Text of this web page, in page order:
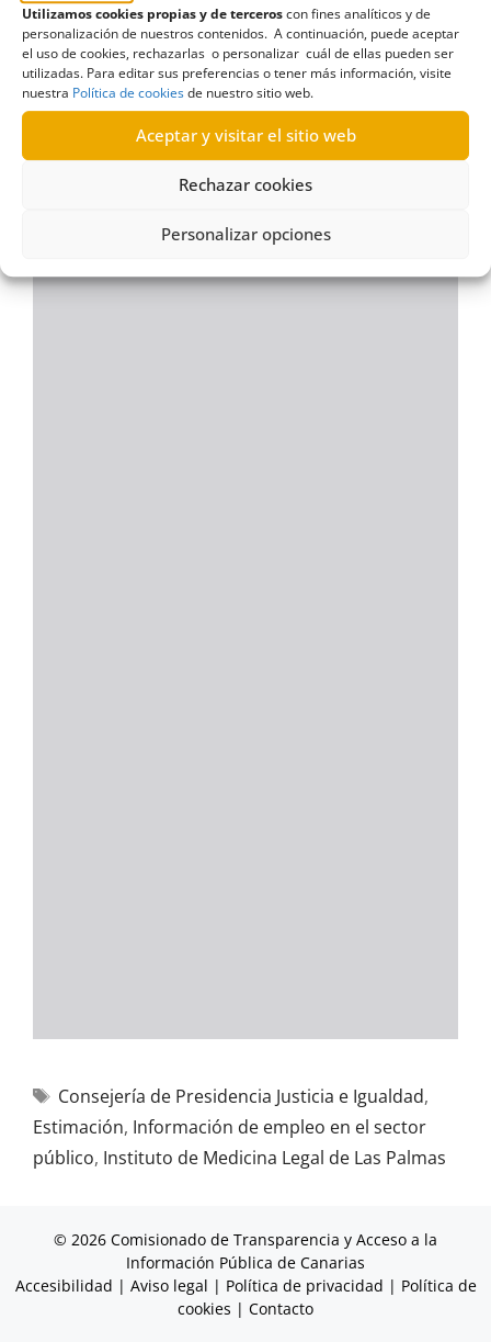
Utilizamos cookies propias y de terceroscon fines analíticos y de
personalización de nuestros contenidos. A continuación, puede aceptar
el uso de cookies, rechazarlas o personalizar cuál de ellas pueden ser
utilizadas. Para editar sus preferencias o tener más información, visite
nuestra Política de cookiesde nuestro sitio web.
Aceptar y visitar el sitio web
Rechazar cookies
Personalizar opciones
Consejería de Presidencia Justicia e Igualdad,
Estimación, Información de empleo en el sector
público, Instituto de Medicina Legal de Las Palmas
© 2026 Comisionado de Transparencia y Acceso a la
Información Pública de Canarias
Accesibilidad | Aviso legal | Política de privacidad | Política de
cookies | Contacto